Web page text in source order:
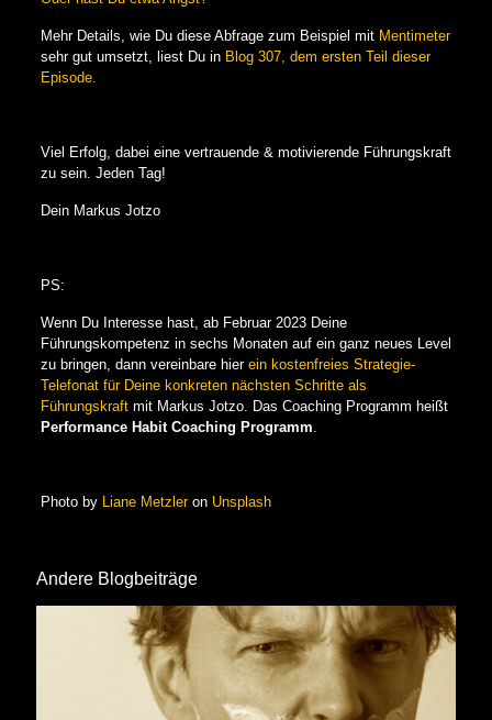
Mehr Details, wie Du diese Abfrage zum Beispiel mit Mentimeter
sehr gut umsetzt, liest Du in Blog 307, dem ersten Teil dieser
Episode.
Viel Erfolg, dabei eine vertrauende & motivierende Führungskraft
zu sein. Jeden Tag!
Dein Markus Jotzo
PS:
Wenn Du Interesse hast, ab Februar 2023 Deine
Führungskompetenz in sechs Monaten auf ein ganz neues Level
zu bringen, dann vereinbare hier ein kostenfreies Strategie-
Telefonat für Deine konkreten nächsten Schritte als
Führungskraftmit Markus Jotzo. Das Coaching Programm heißt
Performance Habit Coaching Programm
Photo by Liane Metzleron Unsplash
Andere Blogbeiträge